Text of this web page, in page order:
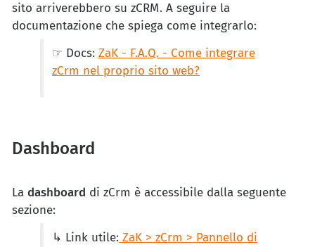
sito arriverebbero su zCRM. A seguire la
documentazione che spiega come integrarlo:
☞ Docs: ZaK - F.A.Q. - Come integrare
zCrm nel proprio sito web?
Dashboard
La dashboard di zCrm è accessibile dalla seguente
sezione:
↳ Link utile: ZaK > zCrm > Pannello di